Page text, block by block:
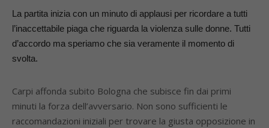
La partita inizia con un minuto di applausi per ricordare a tutti
l’inaccettabile piaga che riguarda la violenza sulle donne. Tutti
d’accordo ma speriamo che sia veramente il momento di
svolta.
Carpi affonda subito Bologna che subisce fin dai primi
minuti la forza dell’avversario. Non sono sufficienti le
raccomandazioni iniziali per trovare la giusta opposizione in